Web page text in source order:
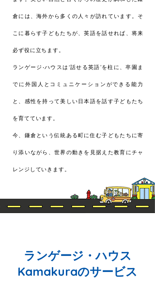
倉には、海外から多くの人々が訪れています。そ
こに暮らす子どもたちが、英語を話せれば、将来
必ず役に立ちます。
ランゲージ•ハウスは‘話せる英語’を柱に、卒園ま
でに外国人とコミュニケーションができる能力
と、感性を持って美しい日本語を話す子どもたち
を育てています。
今、鎌倉という伝統ある町に住む子どもたちに寄
り添いながら、世界の動きを見据えた教育にチャ
レンジしていきます。
​ランゲージ・ハウス
Kamakuraのサービス